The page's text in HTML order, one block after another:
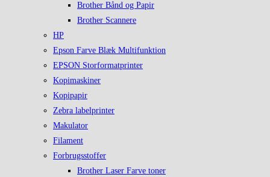
Brother Bånd og Papir
Brother Scannere
HP
Epson Farve Blæk Multifunktion
EPSON Storformatprinter
Kopimaskiner
Kopipapir
Zebra labelprinter
Makulator
Filament
Forbrugsstoffer
Brother Laser Farve toner